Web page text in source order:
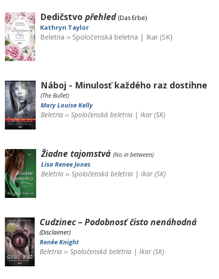
Dedičstvopřehled (Das Erbe)
Kathryn Taylor
Beletria ›› Spoločenská beletria | Ikar (SK)
Náboj - Minulosť každého raz dostihne
(The Bullet)
Mary Louise Kelly
Beletria ››Spoločenská beletria | Ikar (SK)
Žiadne tajomstvá(No in between)
Lisa Renee Jones
Beletria ››Spoločenská beletria | Ikar (SK)
Cudzinec – Podobnosť čisto nenáhodná
(Disclaimer)
Renée Knight
Beletria›› Spoločenská beletria| Ikar (SK)